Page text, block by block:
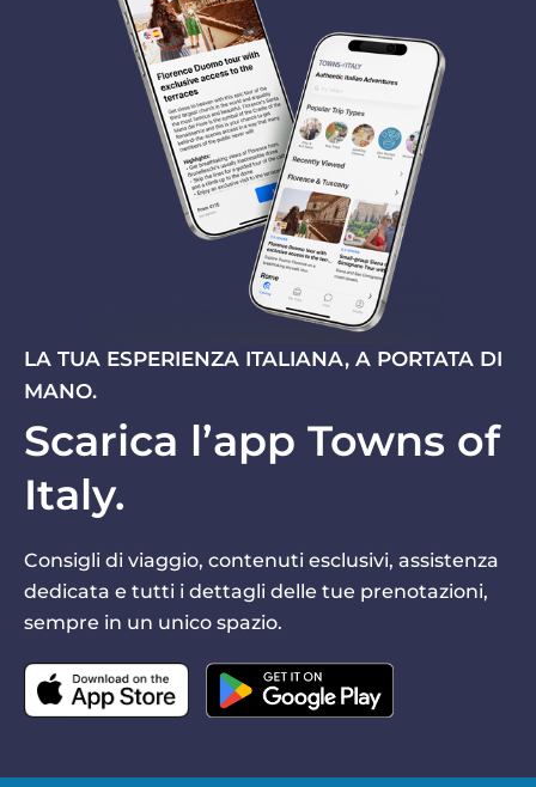
LA TUA ESPERIENZA ITALIANA, A PORTATA DI
MANO.
Scarica l’app Towns of
Italy.
Consigli di viaggio, contenuti esclusivi, assistenza
dedicata e tutti i dettagli delle tue prenotazioni,
sempre in un unico spazio.